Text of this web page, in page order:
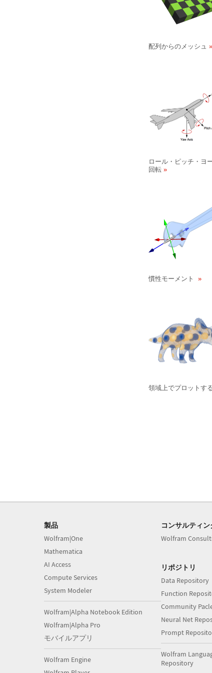
配列からのメッシュ
ロール・ピッチ・ヨ
回転
慣性モーメント
領域上でプロットす
製品
Wolfram|One
Mathematica
AI Access
Compute Services
System Modeler
Wolfram|Alpha Notebook Edition
Wolfram|Alpha Pro
モバイルアプリ
Wolfram Engine
コンサルティン
Wolfram
リポジトリ
Data Repository
Function
Community
Neural Net
Prompt
Wolfram
Repository